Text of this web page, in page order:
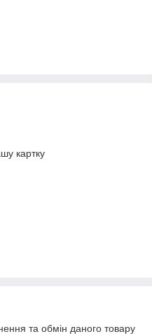
картку
та обмін даного товару